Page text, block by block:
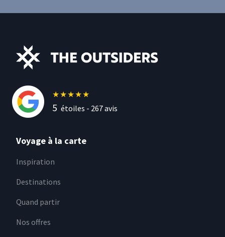
★★★★★
5 étoiles - 267avis
Voyage à la carte
Inspiration
Destinations
Quand partir
Nos offres